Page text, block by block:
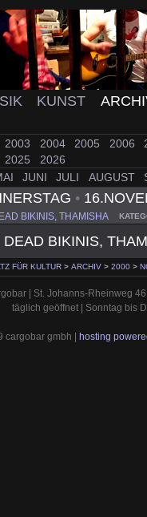
KUNST
2003 2004 2005 2006
2025
2026
JUNI JULI AUGUST
•
BIKINIS, THAMISHA
DEAD BIKINIS,
FÜR KULTUR > ARCHIV > 2000 >
| St. Johanns-Rheinweg
täglich geöffnet | Sonntag bis
cargobar gmbh | hosting